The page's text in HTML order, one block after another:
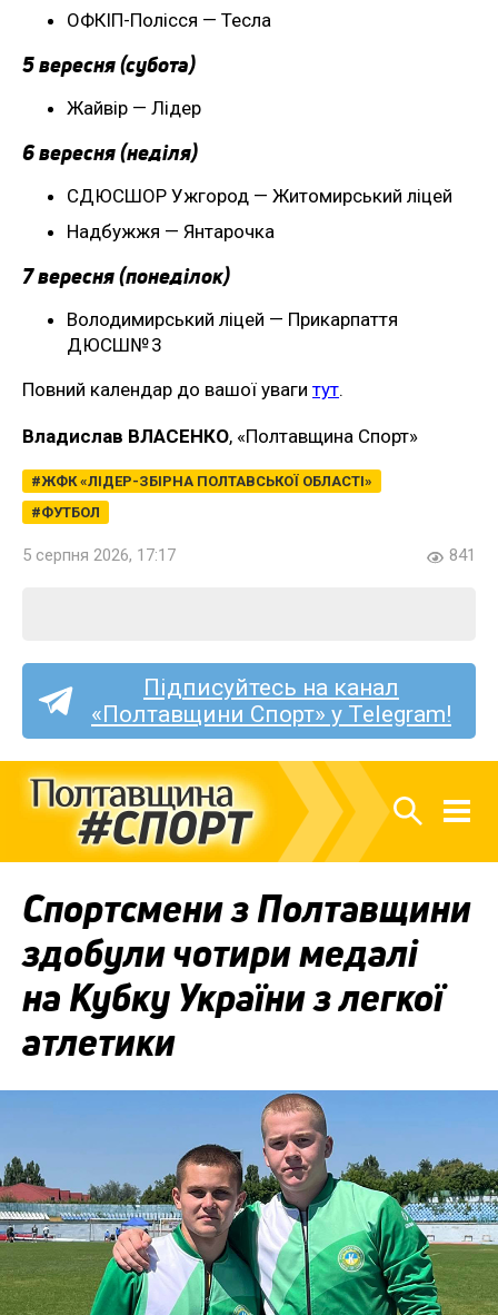
ОФКІП-Полісся — Тесла
5 вересня (субота)
Жайвір — Лідер
6 вересня (неділя)
СДЮСШОР Ужгород — Житомирський ліцей
Надбужжя — Янтарочка
7 вересня (понеділок)
Володимирський ліцей — Прикарпаття
ДЮСШ№ 3
Повний календар до вашої уваги тут.
Владислав ВЛАСЕНКО, «Полтавщина Спорт»
ЖФК «ЛІДЕР-ЗБІРНА ПОЛТАВСЬКОЇ ОБЛАСТІ»
ФУТБОЛ
5 серпня 2026, 17:17 841
Підписуйтесь на канал
«Полтавщини Спорт» у Telegram!
Спортсмени з Полтавщини
здобули чотири медалі
на Кубку України з легкої
атлетики